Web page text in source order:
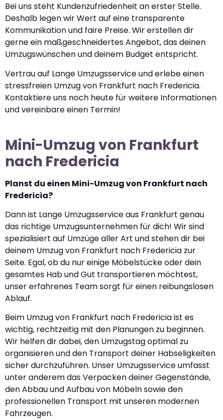
Bei uns steht Kundenzufriedenheit an erster Stelle.
Deshalb legen wir Wert auf eine transparente
Kommunikation und faire Preise. Wir erstellen dir
gerne ein maßgeschneidertes Angebot, das deinen
Umzugswünschen und deinem Budget entspricht.
Vertrau auf Lange Umzugsservice und erlebe einen
stressfreien Umzug von Frankfurt nach Fredericia.
Kontaktiere uns noch heute für weitere Informationen
und vereinbare einen Termin!
Mini-Umzug von Frankfurt
nach Fredericia
Planst du einen Mini-Umzug von Frankfurt nach
Fredericia?
Dann ist Lange Umzugsservice aus Frankfurt genau
das richtige Umzugsunternehmen für dich! Wir sind
spezialisiert auf Umzüge aller Art und stehen dir bei
deinem Umzug von Frankfurt nach Fredericia zur
Seite. Egal, ob du nur einige Möbelstücke oder dein
gesamtes Hab und Gut transportieren möchtest,
unser erfahrenes Team sorgt für einen reibungslosen
Ablauf.
Beim Umzug von Frankfurt nach Fredericia ist es
wichtig, rechtzeitig mit den Planungen zu beginnen.
Wir helfen dir dabei, den Umzugstag optimal zu
organisieren und den Transport deiner Habseligkeiten
sicher durchzuführen. Unser Umzugsservice umfasst
unter anderem das Verpacken deiner Gegenstände,
den Abbau und Aufbau von Möbeln sowie den
professionellen Transport mit unseren modernen
Fahrzeugen.